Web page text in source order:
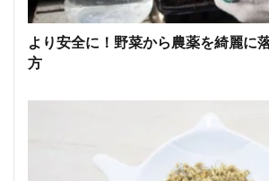
より安全に！野菜から農薬を綺麗に
方